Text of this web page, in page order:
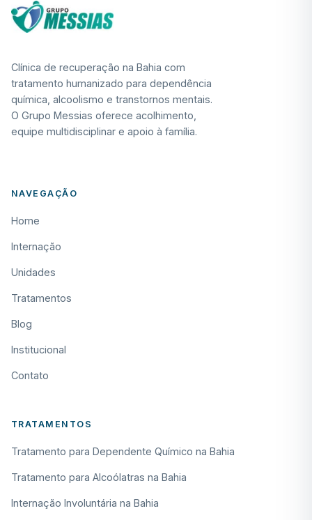
Clínica de recuperação na Bahia com
tratamento humanizado para dependência
química, alcoolismo e transtornos mentais.
O Grupo Messias oferece acolhimento,
equipe multidisciplinar e apoio à família.
NAVEGAÇÃO
Home
Internação
Unidades
Tratamentos
Blog
Institucional
Contato
TRATAMENTOS
Tratamento para Dependente Químico na Bahia
Tratamento para Alcoólatras na Bahia
Internação Involuntária na Bahia